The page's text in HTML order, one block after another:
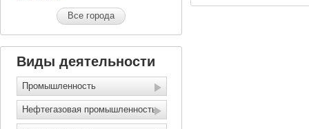
Все города
Виды деятельности
Промышленность
Нефтегазовая промышленность